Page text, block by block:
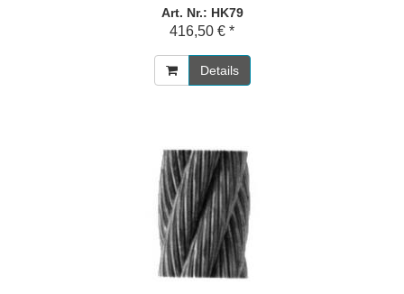
Art. Nr.: HK79
416,50 € *
Details